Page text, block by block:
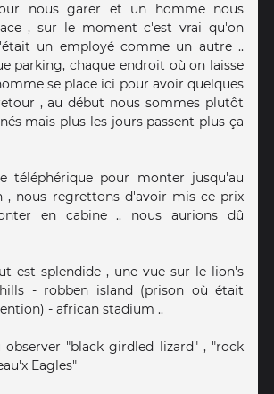
nous garer et un homme nous
, sur le moment c'est vrai qu'on
un employé comme un autre ..
parking, chaque endroit où on laisse
se place ici pour avoir quelques
, au début nous sommes plutôt
mais plus les jours passent plus ça
téléphérique pour monter jusqu'au
, nous regrettons d'avoir mis ce prix
en cabine .. nous aurions dû
est splendide , une vue sur le lion's
- robben island (prison où était
- african stadium ..
observer "black girdled lizard" , "rock
Eagles"